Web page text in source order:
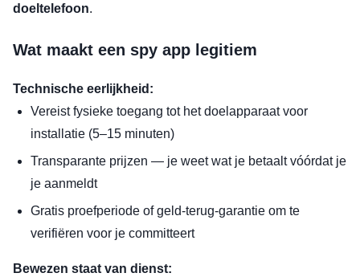
doeltelefoon.
Wat maakt een spy app legitiem
Technische eerlijkheid:
Vereist fysieke toegang tot het doelapparaat voor
installatie (5–15 minuten)
Transparante prijzen — je weet wat je betaalt vóórdat je
je aanmeldt
Gratis proefperiode of geld-terug-garantie om te
verifiëren voor je committeert
Bewezen staat van dienst: